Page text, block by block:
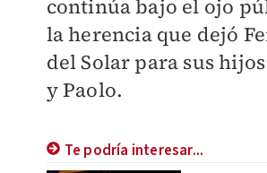
continúa bajo el ojo
la herencia que dejó
del Solar para sus
y Paolo.
Te podría interesar...